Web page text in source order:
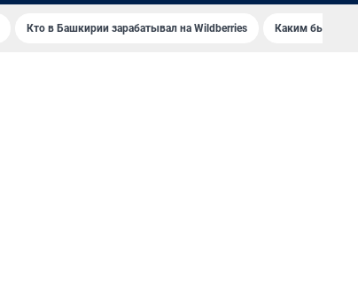
Кто в Башкирии зарабатывал на Wildberries Каким было